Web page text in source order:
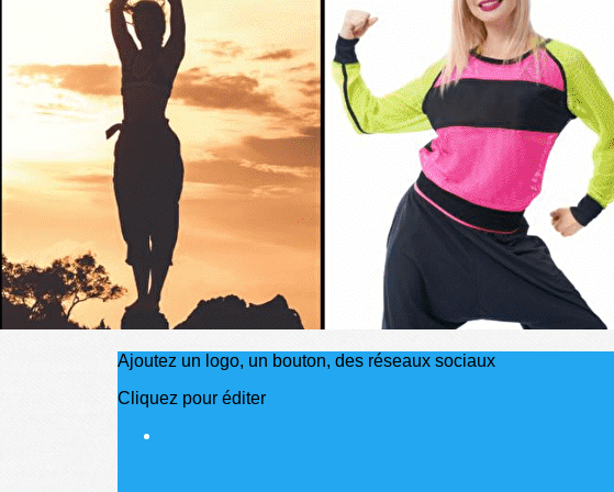
Exporter les lignes sélectionnées
Exporter toutes les colonnes
Exporter uniquement les colonnes affichées
Menu
Images de la page d'accueil
Cliquez pour éditer
Ajoutez un logo, un bouton, des réseaux sociaux
Cliquez pour éditer